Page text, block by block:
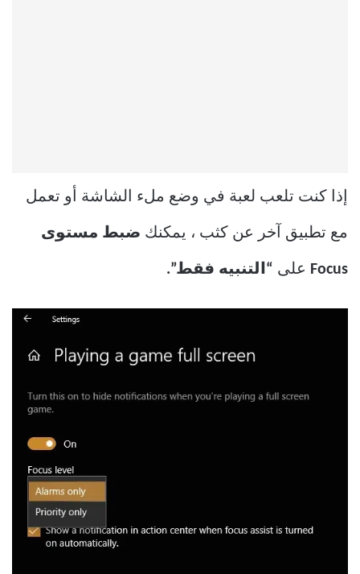
إذا كنت تلعب لعبة في وضع ملء الشاشة أو تعمل
مع تطبيق آخر عن كثب ، يمكنك ضبط مستوى
Focus على “التنبيه فقط”.